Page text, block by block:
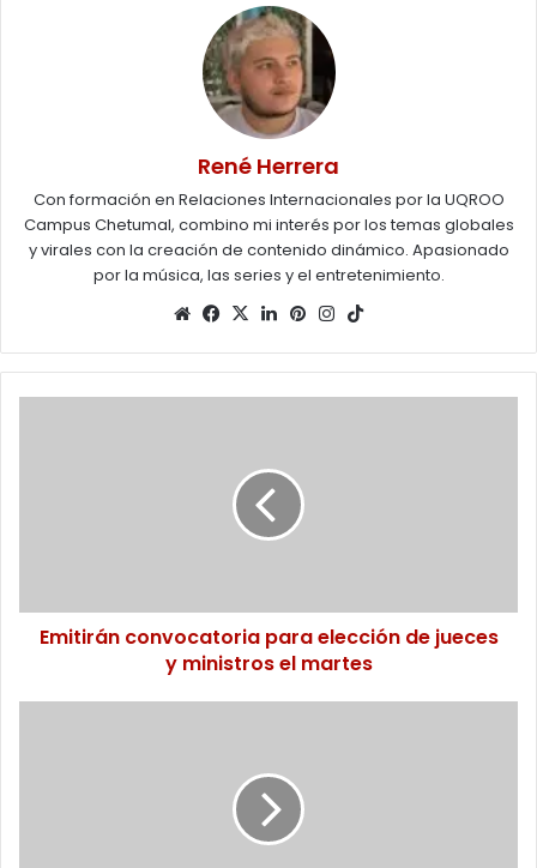
René Herrera
Con formación en Relaciones Internacionales por la UQROO
Campus Chetumal, combino mi interés por los temas globales
y virales con la creación de contenido dinámico. Apasionado
por la música, las series y el entretenimiento.
Website
Facebook
X LinkedInPinterestInstagram
el
martes
Emitirán convocatoria para elección de jueces
y ministros el martes